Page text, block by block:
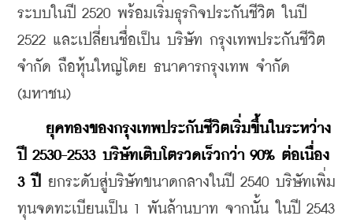
ระบบในปี 2520 พร้อมเริ่มธุรกิจประกันชีวิต ในปี
2522 และเปลี่ยนชื่อเป็น บริษัท กรุงเทพประกันชีวิต
จำกัด ถือหุ้นใหญ่โดย ธนาคารกรุงเทพ จำกัด
(มหาชน)
ยุคทองของกรุงเทพประกันชีวิตเริ่มขึ้นในระหว่าง
ปี 2530-2533 บริษัทเติบโตรวดเร็วกว่า 90% ต่อเนื่อง
3 ปี
ยกระดับสู่บริษัทขนาดกลางในปี 2540 บริษัทเพิ่ม
ทุนจดทะเบียนเป็น 1 พันล้านบาท จากนั้น ในปี 2543